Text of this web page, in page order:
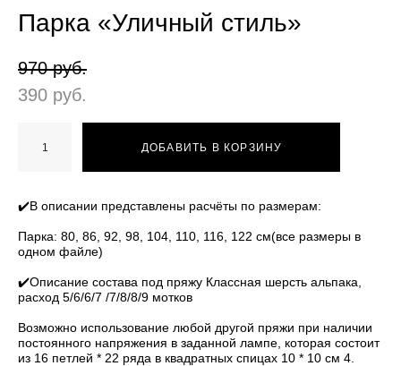
Парка «Уличный стиль»
970 pуб.
390 pуб.
ДОБАВИТЬ В КОРЗИНУ
✔️В описании представлены расчёты по размерам:
Парка: 80, 86, 92, 98, 104, 110, 116, 122 см(все размеры в
одном файле)
✔️Описание состава под пряжу Классная шерсть альпака,
расход 5/6/6/7 /7/8/8/9 мотков
Возможно использование любой другой пряжи при наличии
постоянного напряжения в заданной лампе, которая состоит
из 16 петлей * 22 ряда в квадратных спицах 10 * 10 см 4.